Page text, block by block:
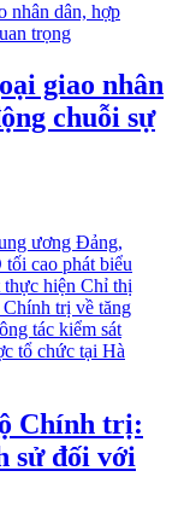
giao nhân
chuỗi sự
Chính trị:
sử đối với